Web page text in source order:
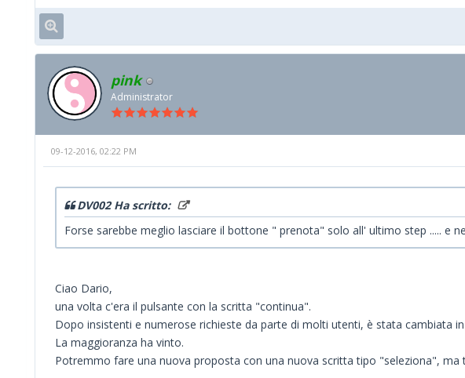
pink
Administrator
09-12-2016, 02:22 PM
DV002 Ha scritto:
Forse sarebbe meglio lasciare il bottone " prenota" solo all' ultimo step ..... e
Ciao Dario,
una volta c'era il pulsante con la scritta "continua".
Dopo insistenti e numerose richieste da parte di molti utenti, è stata cambiata
La maggioranza ha vinto.
Potremmo fare una nuova proposta con una nuova scritta tipo "seleziona",